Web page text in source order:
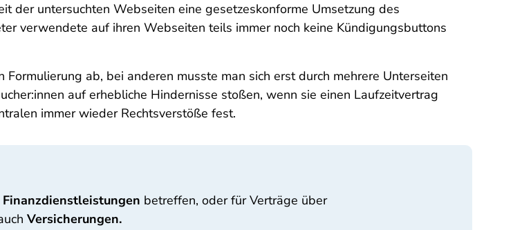
der untersuchten Webseiten eine gesetzeskonforme Umsetzung des
verwendete auf ihren Webseiten teils immer noch keine Kündigungsbuttons
ab, bei anderen musste man sich erst durch mehrere Unterseiten
auf erhebliche Hindernisse stoßen, wenn sie einen Laufzeitvertrag
immer wieder Rechtsverstöße fest.
Finanzdienstleistungen betreffen, oder für Verträge über
Versicherungen.